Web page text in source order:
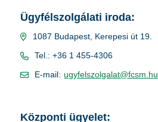
Ügyfélszolgálati iroda:
1087 Budapest, Kerepesi út 19.
Tel.: +36 1 455-4306
E-mail: ugyfelszolgalat@fcsm.hu
Központi ügyelet: